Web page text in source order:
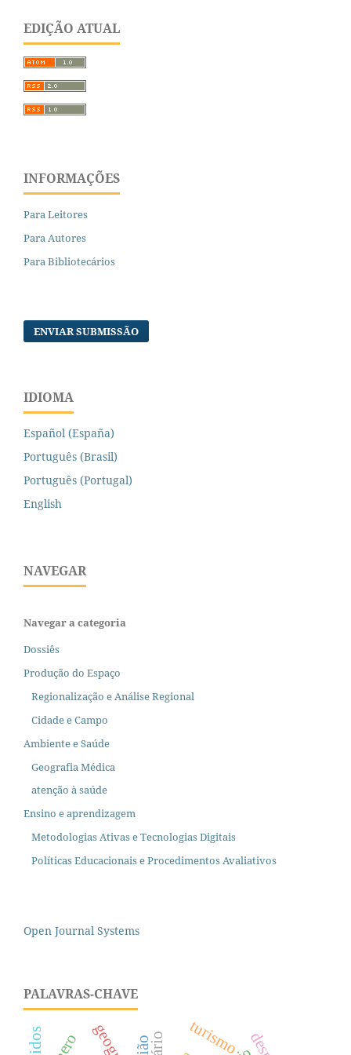
EDIÇÃO ATUAL
INFORMAÇÕES
Para Leitores
Para Autores
Para Bibliotecários
ENVIAR SUBMISSÃO
IDIOMA
Español (España)
Português (Brasil)
Português (Portugal)
English
NAVEGAR
Navegar a categoria
Dossiês
Produção do Espaço
Regionalização e Análise Regional
Cidade e Campo
Ambiente e Saúde
Geografia Médica
atenção à saúde
Ensino e aprendizagem
Metodologias Ativas e Tecnologias Digitais
Políticas Educacionais e Procedimentos Avaliativos
Open Journal Systems
PALAVRAS-CHAVE
turismo